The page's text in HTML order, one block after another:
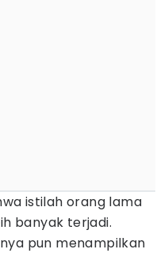
istilah orang lama
banyak terjadi.
pun menampilkan